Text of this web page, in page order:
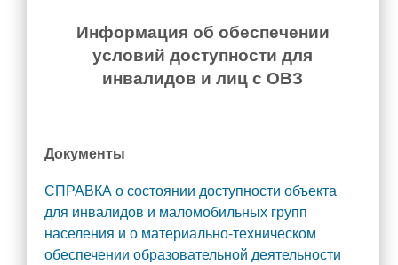
Информация об обеспечении
условий доступности для
инвалидов и лиц с ОВЗ
Документы
СПРАВКА о состоянии доступности объекта
для инвалидов и маломобильных групп
населения и о материально-техническом
обеспечении образовательной деятельности